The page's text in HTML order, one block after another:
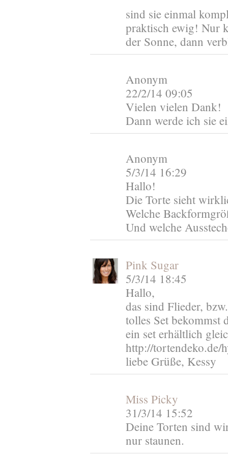
sind sie einmal
praktisch ewig! Nur
der Sonne, dann
Anonym
22/2/14 09:05
Vielen vielen Dank!
Dann werde ich sie
Anonym
5/3/14 16:29
Hallo!
Die Torte sieht
Welche
Und welche
Pink Sugar
5/3/14 18:45
Hallo,
das sind Flieder,
tolles Set bekommst
ein set erhältlich
http://tortendeko.de/
liebe Grüße, Kessy
Miss Picky
31/3/14 15:52
Deine Torten sind
nur staunen.